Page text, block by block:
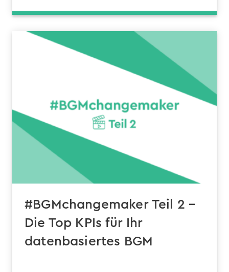
#BGMchangemaker Teil 2 –
Die Top KPIs für Ihr
datenbasiertes BGM